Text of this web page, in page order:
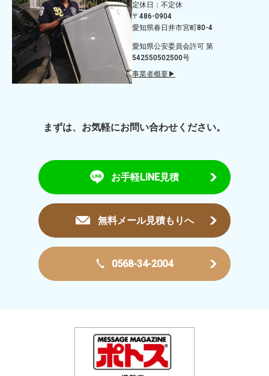
定休日：不定休
〒486-0904
愛知県春日井市宮町80-4
愛知県公安委員会許可 第
542550502500号
事業者概要▶
まずは、お気軽にお問い合わせください。
お手軽LINE見積
無料メール見積もりへ
0568-34-2004